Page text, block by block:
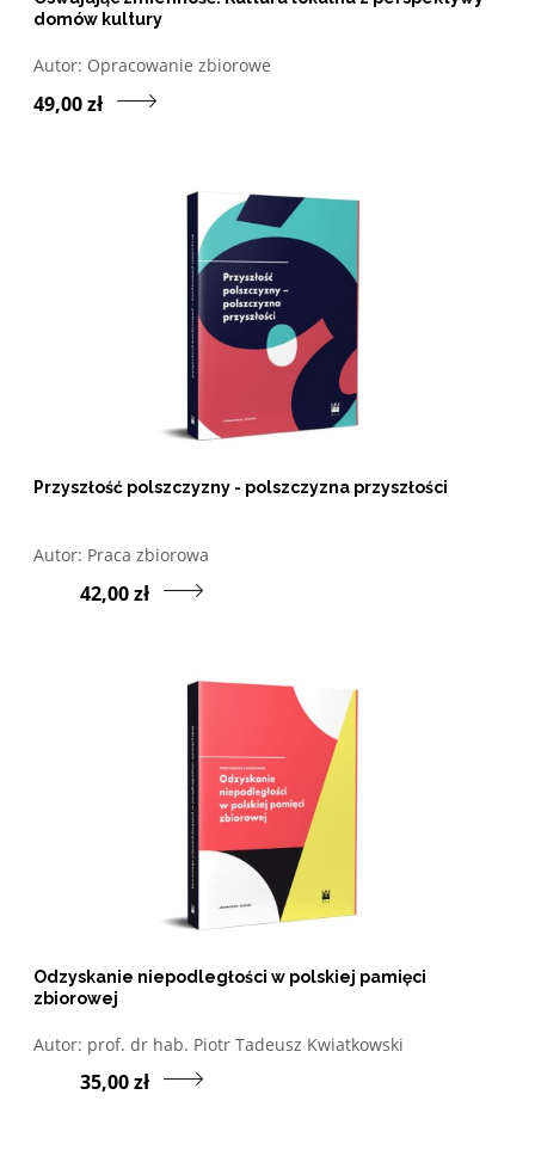
domów kultury
Autor: Otwórz w nowym oknie listę pozycji, których autorem
Opracowanie zbiorowe
49,00 zł
Przyszłość polszczyzny - polszczyzna przyszłości
Autor: Otwórz w nowym oknie listę pozycji, których autorem
Praca zbiorowa
42,00 zł
Odzyskanie niepodległości w polskiej pamięci
zbiorowej
Autor: Otwórz w nowym oknie listę pozycji, których autorem
prof. dr hab. Piotr Tadeusz Kwiatkowski
35,00 zł